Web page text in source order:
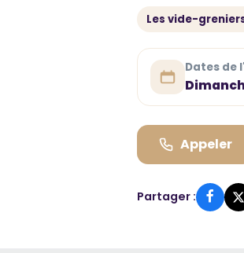
Les vide-
Dates de
Appeler
Partager :